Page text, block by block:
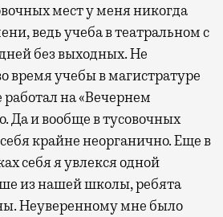
мест у меня никогда
ведь учеба в театральном с
без выходных. Не
время учебы в магистратуре
на «Вечернем
Да и вообще в тусовочных
крайне неорганично. Еще в
себя я увлекся одной
из нашей школы, ребята
Неуверенному мне было